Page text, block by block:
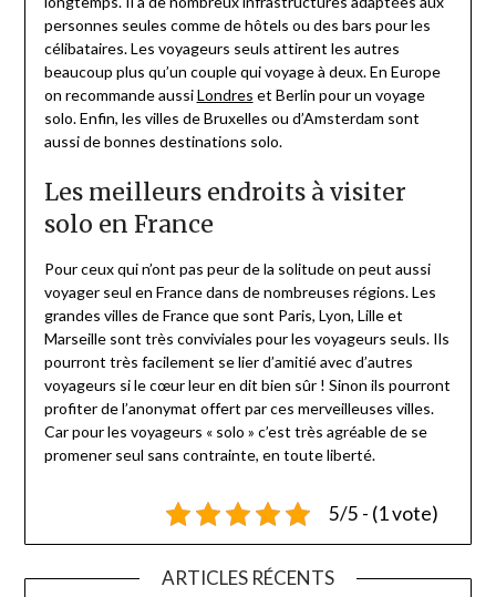
personnes seules comme de hôtels ou des bars pour les
célibataires. Les voyageurs seuls attirent les autres
beaucoup plus qu’un couple qui voyage à deux. En Europe
on recommande aussiLondres et Berlin pour un voyage
solo. Enfin, les villes de Bruxelles ou d’Amsterdam sont
aussi de bonnes destinations solo.
Les meilleurs endroits à visiter
solo en France
Pour ceux qui n’ont pas peur de la solitude on peut aussi
voyager seul en France dans de nombreuses régions. Les
grandes villes de France que sont Paris, Lyon, Lille et
Marseille sont très conviviales pour les voyageurs seuls. Ils
pourront très facilement se lier d’amitié avec d’autres
voyageurs si le cœur leur en dit bien sûr ! Sinon ils pourront
profiter de l’anonymat offert par ces merveilleuses villes.
Car pour les voyageurs « solo » c’est très agréable de se
promener seul sans contrainte, en toute liberté.
5/5 - (1 vote)
ARTICLES RÉCENTS